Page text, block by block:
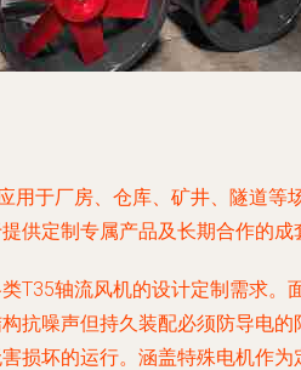
于厂房、仓库、矿井、隧道
供定制专属产品及长期合作的成
T35轴流风机的设计定制需求
抗噪声但持久装配必须防导电
坏的运行。涵盖特殊电机作